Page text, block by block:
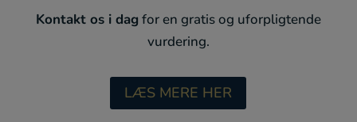
Kontakt os i dag for en gratis og uforpligtende
vurdering.
LÆS MERE HER